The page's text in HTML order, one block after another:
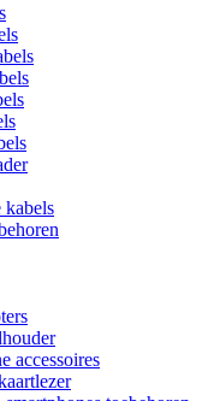
accessoires